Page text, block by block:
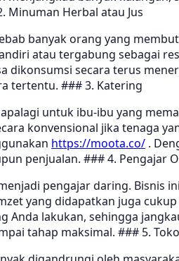
Minuman Herbal atau Jus
banyak orang yang
atau tergabung sebagai
secara terus
tertentu. ### 3. Katering
untuk ibu-ibu yang
konvensional jika tenaga
https://moota.co/ .
penjualan. ### 4. Pengajar
pengajar daring. Bisnis
yang didapatkan juga
lakukan, sehingga
tahap maksimal. ### 5.